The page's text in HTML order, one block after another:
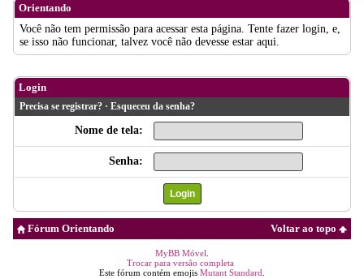
Orientando
Você não tem permissão para acessar esta página. Tente fazer login, e,
se isso não funcionar, talvez você não devesse estar aqui.
Login
Precisa se registrar? · Esqueceu da senha?
Nome de tela:
Senha:
Voltar ao topo
Fórum Orientando
MyBB Móvel
Trocar para versão completa
Este fórum contém emojis Mutant Standard